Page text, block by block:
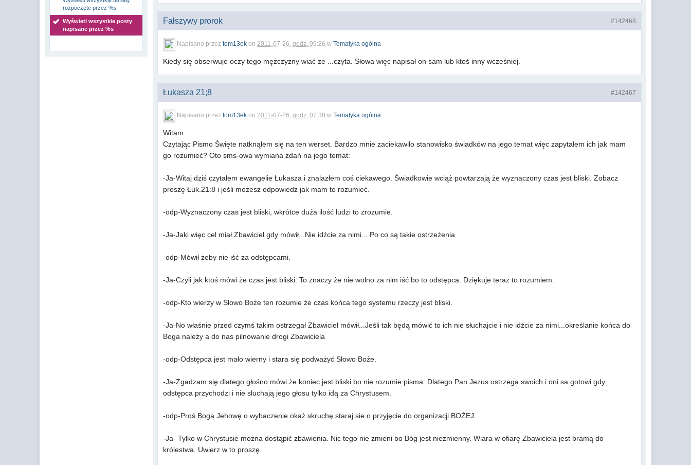
rozpoczęte przez %s
Wyświetl wszystkie posty
napisane przez %s
#142468
Fałszywy prorok
Napisano przeztom13ek on2011-07-26, godz. 09:26 wTematyka ogólna
Kiedy się obserwuje oczy tego mężczyzny wiać ze ...czyta. Słowa więc napisał on sam lub ktoś inny wcześniej.
#142467
Łukasza 21;8
Napisano przeztom13ek on2011-07-26, godz. 07:38 wTematyka ogólna
Witam
Czytając Pismo Święte natknąłem się na ten werset. Bardzo mnie zaciekawiło stanowisko świadków na jego temat więc zapytałem ich jak mam
go rozumieć? Oto sms-owa wymiana zdań na jego temat:
-Ja-Witaj dziś czytałem ewangelie Łukasza i znalazłem coś ciekawego. Świadkowie wciąż powtarzają że wyznaczony czas jest bliski. Zobacz
proszę Łuk.21:8 i jeśli możesz odpowiedz jak mam to rozumieć.
-odp-Wyznaczony czas jest bliski, wkrótce duża ilość ludzi to zrozumie.
-Ja-Jaki więc cel miał Zbawiciel gdy mówił...Nie idźcie za nimi... Po co są takie ostrzeżenia.
-odp-Mówił żeby nie iść za odstępcami.
-Ja-Czyli jak ktoś mówi że czas jest bliski. To znaczy że nie wolno za nim iść bo to odstępca. Dziękuje teraz to rozumiem.
-odp-Kto wierzy w Słowo Boże ten rozumie że czas końca tego systemu rzeczy jest bliski.
-Ja-No właśnie przed czymś takim ostrzegał Zbawiciel mówił...Jeśli tak będą mówić to ich nie słuchajcie i nie idźcie za nimi...określanie końca do
Boga należy a do nas pilnowanie drogi Zbawiciela
-odp-Odstępca jest mało wierny i stara się podważyć Słowo Boże.
-Ja-Zgadzam się dlatego głośno mówi że koniec jest bliski bo nie rozumie pisma. Dlatego Pan Jezus ostrzega swoich i oni sa gotowi gdy
odstępca przychodzi i nie słuchają jego głosu tylko idą za Chrystusem.
-odp-Proś Boga Jehowę o wybaczenie okaż skruchę staraj sie o przyjęcie do organizacji BOŻEJ.
-Ja- Tylko w Chrystusie można dostąpić zbawienia. Nic tego nie zmieni bo Bóg jest niezmienny. Wiara w ofiarę Zbawiciela jest bramą do
królestwa. Uwierz w to proszę.